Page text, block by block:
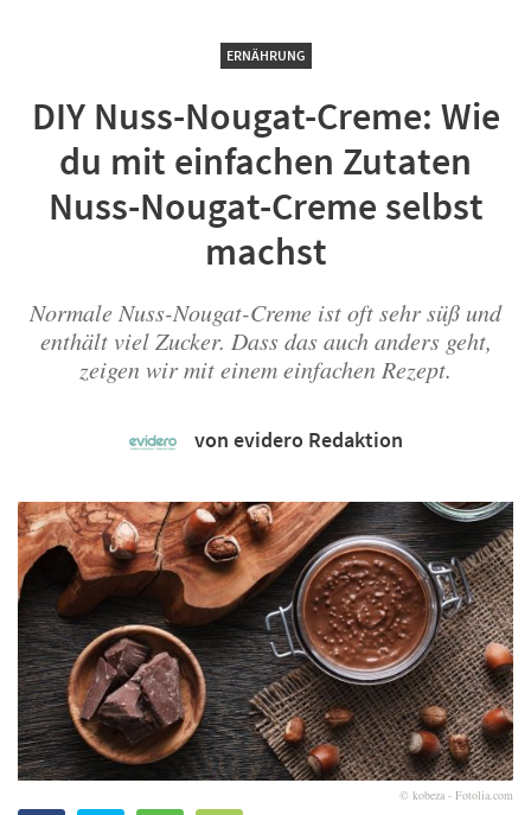
ERNÄHRUNG
DIY Nuss-Nougat-Creme: Wie
du mit einfachen Zutaten
Nuss-Nougat-Creme selbst
machst
Normale Nuss-Nougat-Creme ist oft sehr süß und
enthält viel Zucker. Dass das auch anders geht,
zeigen wir mit einem einfachen Rezept.
von evidero Redaktion
© kobeza - Fotolia.com